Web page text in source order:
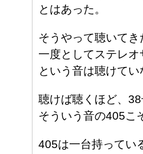
とはあった。
そうやって聴いて
一度としてステレ
という音は聴けて
聴けば聴くほど、
そういう音の405こ
405は一台持ってい